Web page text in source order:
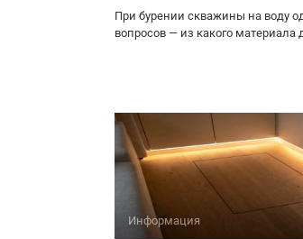
При бурении скважины на воду
вопросов — из какого материала
Информация